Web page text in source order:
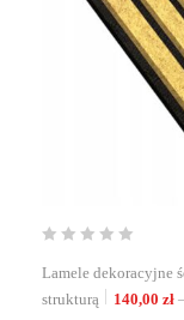
Lamele dekoracyjne
strukturą
140,00 zł